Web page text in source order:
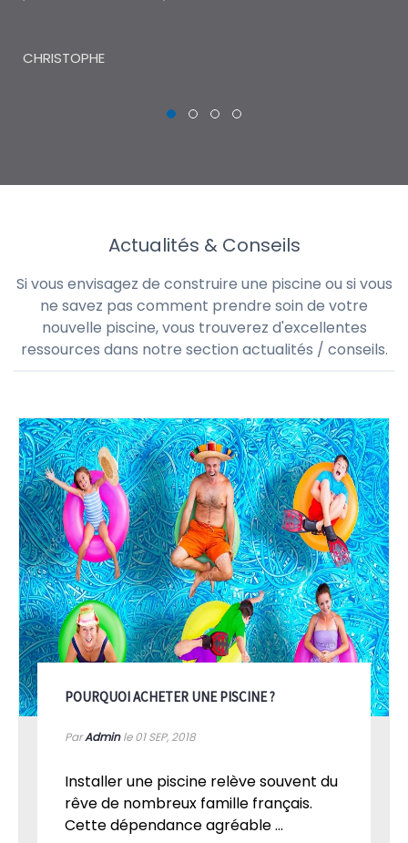
CHRISTOPHE
Actualités & Conseils
Si vous envisagez de construire une piscine ou si vous
ne savez pas comment prendre soin de votre
nouvelle piscine, vous trouverez d'excellentes
ressources dans notre section actualités / conseils.
POURQUOI ACHETER UNE PISCINE ?
ParAdminle 01SEP, 2018
Installer une piscine relève souvent du
rêve de nombreux famille français.
Cette dépendance agréable ...